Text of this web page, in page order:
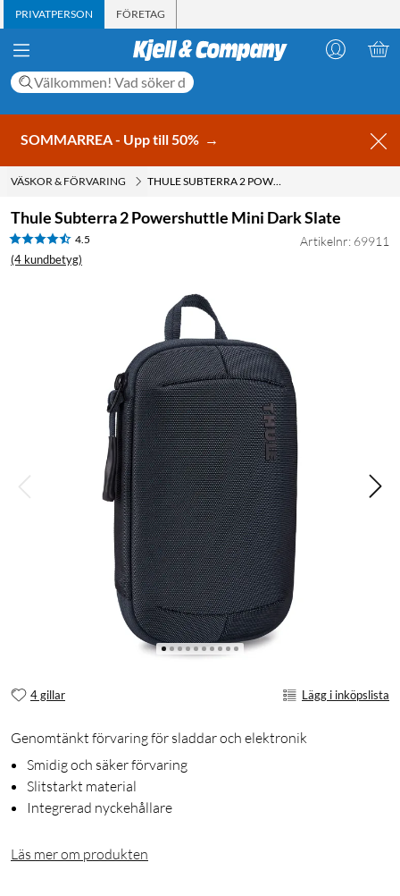
PRIVATPERSON FÖRETAG
SOMMARREA - Upp till 50% →
VÄSKOR & FÖRVARING THULE SUBTERRA 2 POWERSHUTTLE MINI DARK SLATE
Thule Subterra 2 Powershuttle Mini Dark Slate
4.5
(4 kundbetyg)
Artikelnr: 69911
4 gillar Lägg i inköpslista
Genomtänkt förvaring för sladdar och elektronik
Smidig och säker förvaring
Slitstarkt material
Integrerad nyckehållare
Läs mer om produkten